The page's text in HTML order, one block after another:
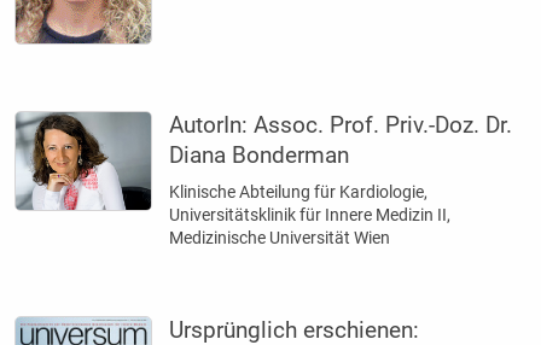
AutorIn:Assoc. Prof. Priv.-Doz. Dr.
Diana Bonderman
Klinische Abteilung für Kardiologie,
Universitätsklinik für Innere Medizin II,
Medizinische Universität Wien
Ursprünglich erschienen: